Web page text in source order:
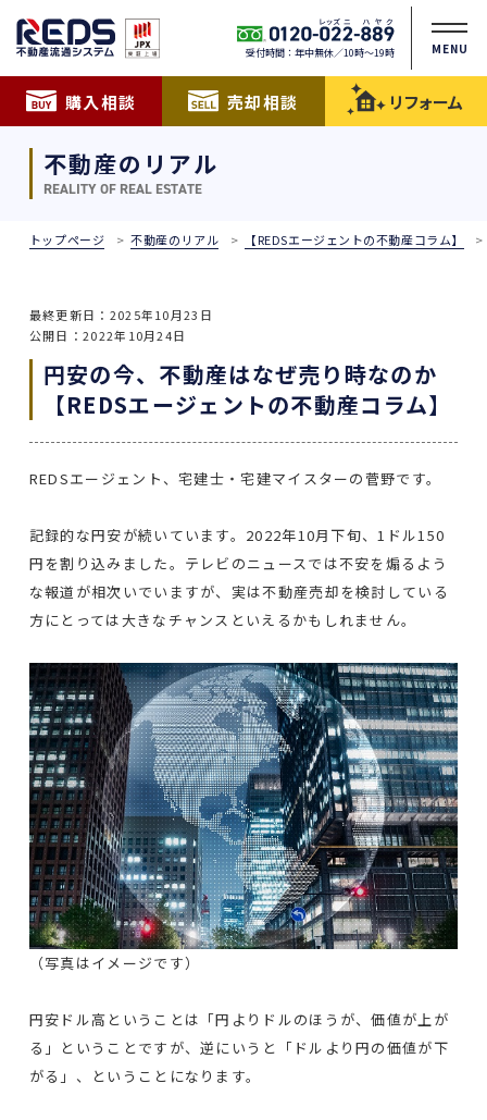
受付時間：年中無休／10時〜19時 MENU
購入相談 売却相談 リフォーム
不動産のリアル
REALITY OF REAL ESTATE
トップページ 不動産のリアル 【REDSエージェントの不動産コラム】
最終更新日：2025年10月23日
公開日：2022年10月24日
円安の今、不動産はなぜ売り時なのか
【REDSエージェントの不動産コラム】
REDSエージェント、宅建士・宅建マイスターの菅野です。
記録的な円安が続いています。2022年10月下旬、1ドル150
円を割り込みました。テレビのニュースでは不安を煽るよう
な報道が相次いでいますが、実は不動産売却を検討している
方にとっては大きなチャンスといえるかもしれません。
（写真はイメージです）
円安ドル高ということは「円よりドルのほうが、価値が上が
る」ということですが、逆にいうと「ドルより円の価値が下
がる」、ということになります。